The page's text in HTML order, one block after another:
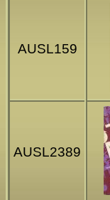
AUSL159
AUSL2389